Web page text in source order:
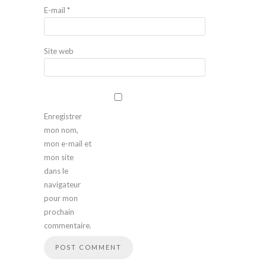
E-mail *
Site web
Enregistrer
mon nom,
mon e-mail et
mon site
dans le
navigateur
pour mon
prochain
commentaire.